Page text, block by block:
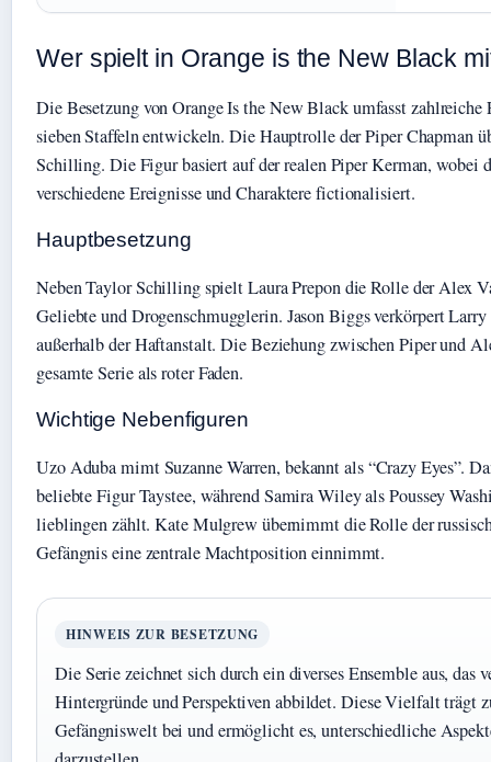
Wer spielt in Orange is the New Black
Die Besetzung von Orange Is the New Black umfasst zahlreiche
sieben Staffeln entwickeln. Die Hauptrolle der Piper Chapman
Schilling. Die Figur basiert auf der realen Piper Kerman, wobei
verschiedene Ereignisse und Charaktere fictionalisiert.
Hauptbesetzung
Neben Taylor Schilling spielt Laura Prepon die Rolle der Alex
Geliebte und Drogenschmugglerin. Jason Biggs verkörpert
außerhalb der Haftanstalt. Die Beziehung zwischen Piper und
gesamte Serie als roter Faden.
Wichtige Nebenfiguren
Uzo Aduba mimt Suzanne Warren, bekannt als “Crazy Eyes”.
beliebte Figur Taystee, während Samira Wiley als Poussey
lieblingen zählt. Kate Mulgrew übernimmt die Rolle der
Gefängnis eine zentrale Machtposition einnimmt.
HINWEIS ZUR BESETZUNG
Die Serie zeichnet sich durch ein diverses Ensemble aus, das
Hintergründe und Perspektiven abbildet. Diese Vielfalt trägt
Gefängniswelt bei und ermöglicht es, unterschiedliche